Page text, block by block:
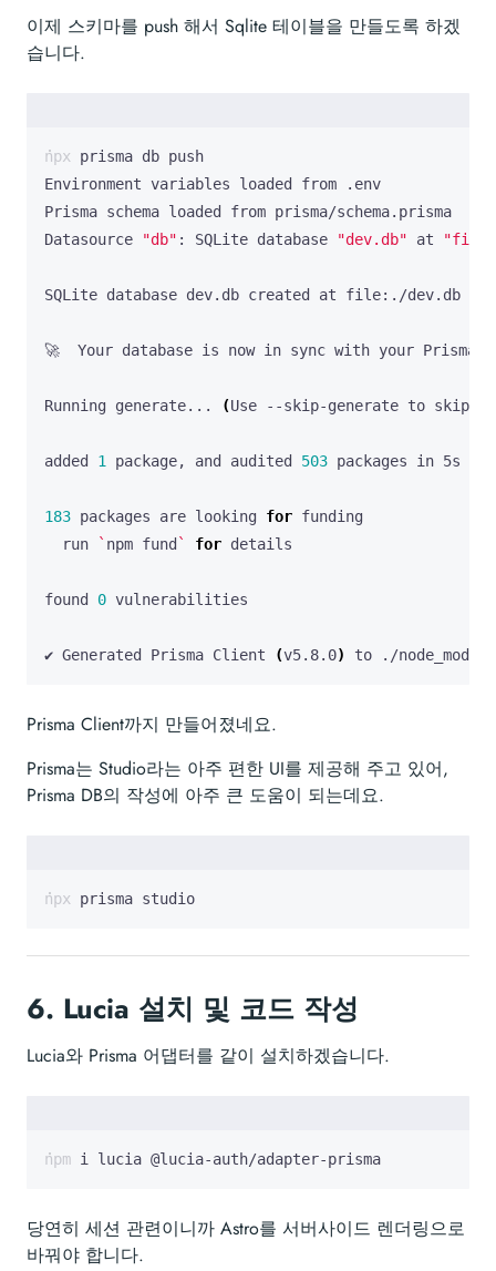
이제 스키마를 push 해서 Sqlite 테이블을 만들도록 하겠
습니다.
Datasource
"db" : SQLite database "dev.db" at
Running generate... (Use --skip-generate to skip
added 1 package, and audited 503
183 packages are looking for
  run
` npm fund ` for
found 0
✔ Generated Prisma Client (v5.8.0) to ./
Prisma Client까지 만들어졌네요.
Prisma는 Studio라는 아주 편한 UI를 제공해 주고 있어,
Prisma DB의 작성에 아주 큰 도움이 되는데요.
npx prisma studio
6. Lucia 설치 및 코드 작성
Lucia와 Prisma 어댑터를 같이 설치하겠습니다.
npm i lucia @lucia-auth/adapter-prisma
당연히 세션 관련이니까 Astro를 서버사이드 렌더링으로
바꿔야 합니다.